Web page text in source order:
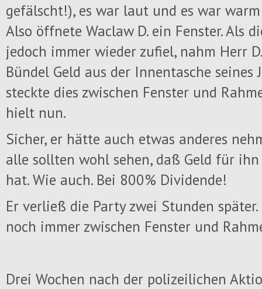
gefälscht!), es war laut und es war
Also öffnete Waclaw D. ein Fenster. Als
jedoch immer wieder zufiel, nahm Herr
Bündel Geld aus der Innentasche seines
steckte dies zwischen Fenster und
hielt nun.
Sicher, er hätte auch etwas anderes
alle sollten wohl sehen, daß Geld für
hat. Wie auch. Bei 800% Dividende!
Er verließ die Party zwei Stunden
noch immer zwischen Fenster und
Drei Wochen nach der polizeilichen